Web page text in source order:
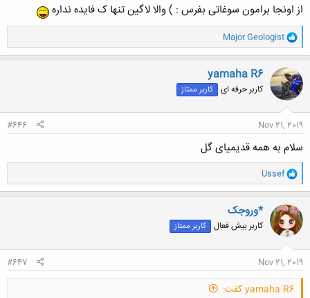
کلیک کنید تا باز شود...
از اونجا برامون سوغاتی بفرس : ) والا لاگین تنها ک فایده نداره
و
ا
ک
ن
ش
ه
ا
Major Geologist
yamaha R6
کاربر حرفه ای کاربر ممتاز
Nov 21, 2019
#646
سلام به همه قدیمیای گل
و
ا
ک
ن
ش
ه
ا
Ussef
*وروجک
کاربر بیش فعال کاربر ممتاز
Nov 21, 2019
#647
yamaha R6 گفت: